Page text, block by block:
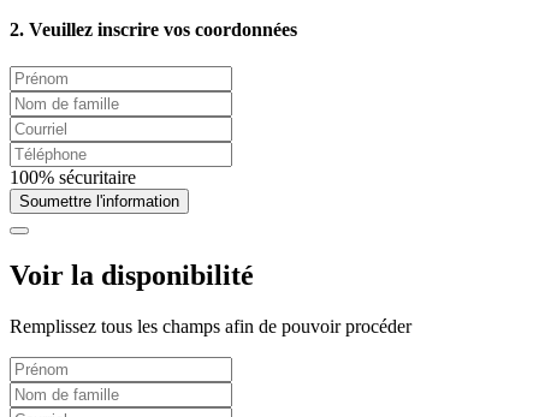
2. Veuillez inscrire vos coordonnées
100% sécuritaire
Soumettre l'information
Voir la disponibilité
Remplissez tous les champs afin de pouvoir procéder